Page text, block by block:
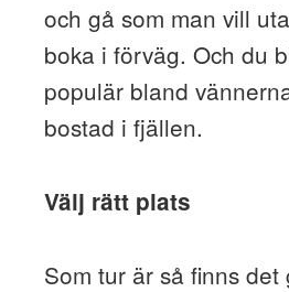
och gå som man vill
boka i förväg. Och du
populär bland
bostad i fjällen.
Välj rätt plats
Som tur är så finns det